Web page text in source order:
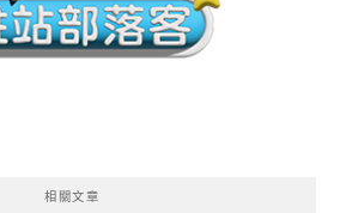
相關文章